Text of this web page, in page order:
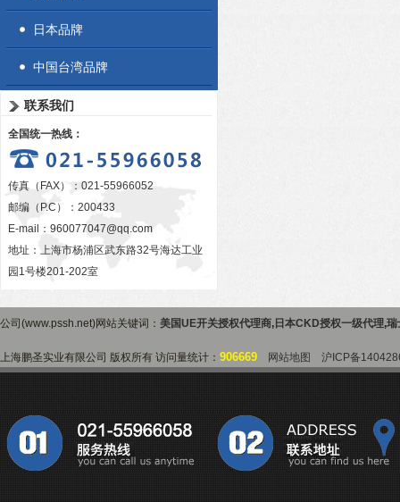
日本品牌
中国台湾品牌
联系我们
全国统一热线：
传真（FAX）：021-55966052
邮编（P.C）：200433
E-mail： 960077047@qq.com
地址：上海市杨浦区武东路32号海达工业
园1号楼201-202室
公司(www.pssh.net)网站关键词： 美国UE开关授权代理商, 日本CKD授权一级代理,瑞
上海鹏圣实业有限公司 版权所有 访问量统计： 906669 网站地图 沪ICP备